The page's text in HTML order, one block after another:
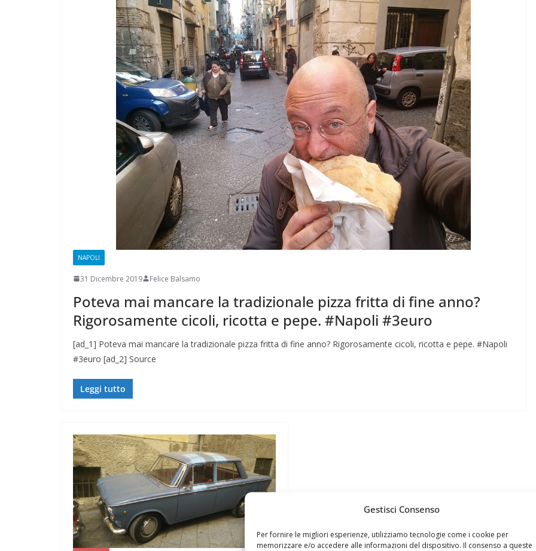
Gestisci Consenso
Per fornire le migliori esperienze, utilizziamo tecnologie come i cookie per
memorizzare e/o accedere alle informazioni del dispositivo. Il consenso a queste
NAPOLI
31 Dicembre 2019 Felice Balsamo
Poteva mai mancare la tradizionale pizza fritta di fine anno?
Rigorosamente cicoli, ricotta e pepe. #Napoli #3euro
[ad_1] Poteva mai mancare la tradizionale pizza fritta di fine anno? Rigorosamente cicoli, ricotta e pepe. #Napoli
#3euro [ad_2] Source
Leggi tutto
CAMPAGNA
ELETTORALE: 50 DI 50
1 Ottobre 2021 Felice Balsamo
Rilassarsi e Concentrarsi
19 Maggio 2024 Felice Balsamo